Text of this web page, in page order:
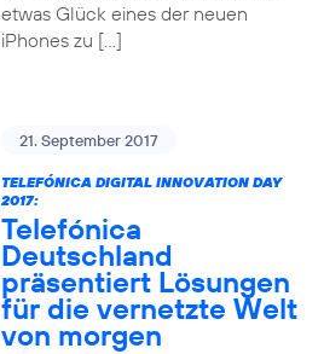
etwas Glück eines der neuen
iPhones zu […]
21. September 2017
TELEFÓNICA DIGITAL INNOVATION DAY
2017:
Telefónica
Deutschland
präsentiert Lösungen
für die vernetzte Welt
von morgen